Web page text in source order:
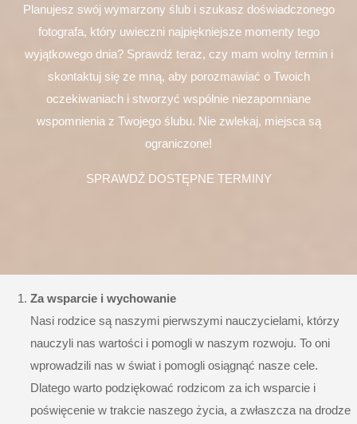
Planujesz swój wymarzony ślub i szukasz doświadczonego
fotografa, który uwieczni najpiękniejsze momenty tego
wyjątkowego dnia? Sprawdź teraz, czy mam wolny termin i
skontaktuj się ze mną, aby porozmawiać o Twoich
oczekiwaniach i stworzyć wspólnie niezapomniane
wspomnienia z Twojego ślubu. Nie zwlekaj, miejsca są
ograniczone!
SPRAWDŹ DOSTĘPNE TERMINY
Za wsparcie i wychowanie
Nasi rodzice są naszymi pierwszymi nauczycielami, którzy
nauczyli nas wartości i pomogli w naszym rozwoju. To oni
wprowadzili nas w świat i pomogli osiągnąć nasze cele.
Dlatego warto podziękować rodzicom za ich wsparcie i
poświęcenie w trakcie naszego życia, a zwłaszcza na drodze